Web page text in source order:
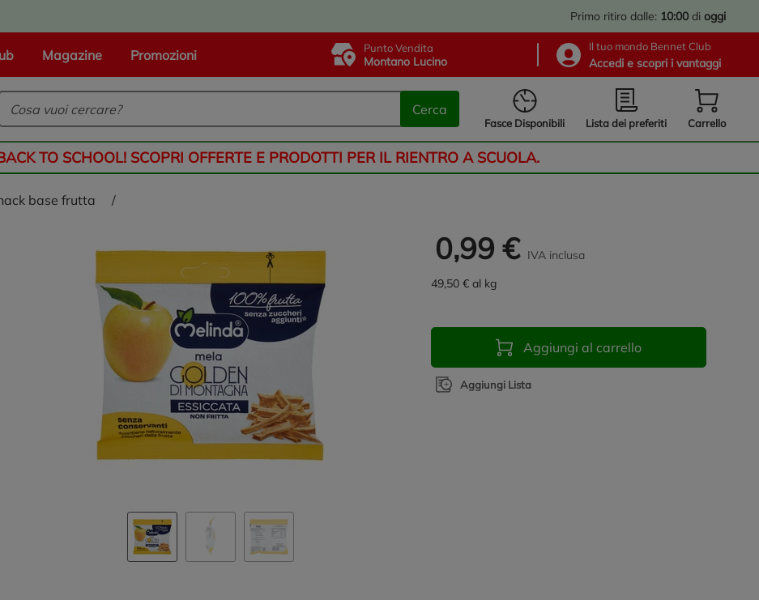
Primo ritiro dalle: 10:00 di oggi
Magazine Promozioni Punto Vendita
Montano Lucino
Il tuo mondo Bennet Club
Accedi e scopri i vantaggi
Cerca
Fasce Disponibili Lista dei preferiti Carrello
TO SCHOOL! SCOPRI OFFERTE E PRODOTTI PER IL RIENTRO A SCUOLA.
base frutta /
0,99 € IVA inclusa
49,50 € al kg
Aggiungi al carrello
Aggiungi Lista